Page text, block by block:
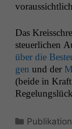
Das
steuer­lichen
über die
gen und der
(bei­de in
Kategorien